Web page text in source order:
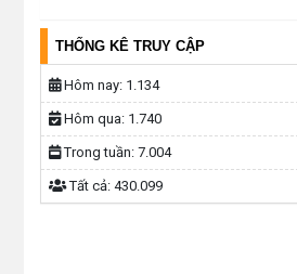
THỐNG KÊ TRUY CẬP
Hôm nay: 1.134
Hôm qua: 1.740
Trong tuần: 7.004
Tất cả: 430.099